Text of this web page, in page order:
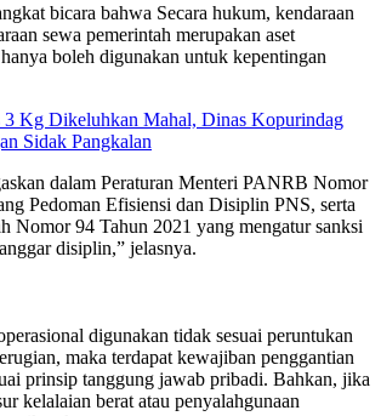
bicara bahwa Secara hukum, kendaraan
sewa pemerintah merupakan aset
boleh digunakan untuk kepentingan
3 Kg Dikeluhkan Mahal, Dinas Kopurindag
Sidak Pangkalan
dalam Peraturan Menteri PANRB Nomor
Pedoman Efisiensi dan Disiplin PNS, serta
Nomor 94 Tahun 2021 yang mengatur sanksi
disiplin,” jelasnya.
digunakan tidak sesuai peruntukan
maka terdapat kewajiban penggantian
prinsip tanggung jawab pribadi. Bahkan, jika
kelalaian berat atau penyalahgunaan